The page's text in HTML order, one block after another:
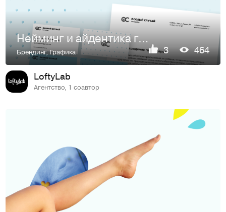
Нейминг и айдентика гастробара Особый случай
Брендинг,Графика 3 464
LoftyLab
Агентство, 1 соавтор